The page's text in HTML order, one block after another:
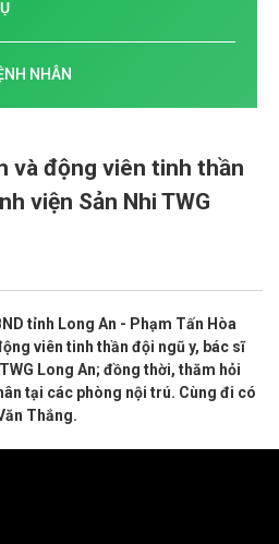
NHÂN
và động viên tinh thần
viện Sản Nhi TWG
tỉnh Long An - Phạm Tấn Hòa
viên tinh thần đội ngũ y, bác sĩ
Long An; đồng thời, thăm hỏi
tại các phòng nội trú. Cùng đi có
Thắng.